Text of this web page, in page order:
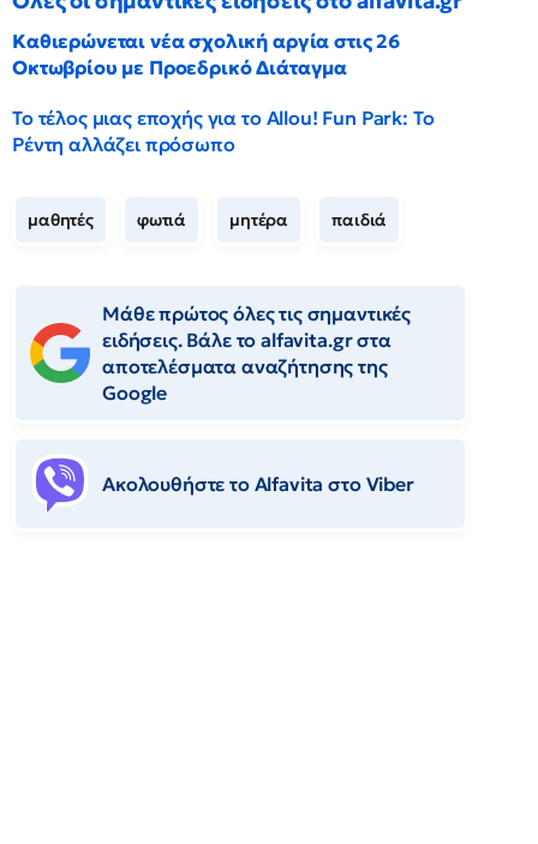
Καθιερώνεται νέα σχολική αργία στις 26
Οκτωβρίου με Προεδρικό Διάταγμα
Το τέλος μιας εποχής για το Allou! Fun Park: Το
Ρέντη αλλάζει πρόσωπο
μαθητές φωτιά μητέρα παιδιά
Μάθε πρώτος όλες τις σημαντικές
ειδήσεις. Βάλε το alfavita.gr στα
αποτελέσματα αναζήτησης της
Google
Ακολουθήστε το Αlfavita στο Viber